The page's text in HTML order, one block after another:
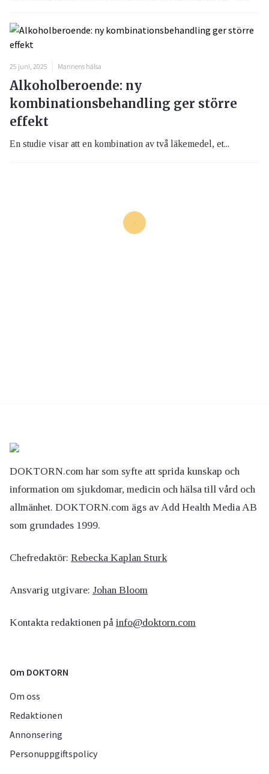
25 juni, 2025 Mannens hälsa
Alkoholberoende: ny
kombinationsbehandling ger större
effekt
En studie visar att en kombination av två läkemedel, et...
DOKTORN.com har som syfte att sprida kunskap och
information om sjukdomar, medicin och hälsa till vård och
allmänhet. DOKTORN.com ägs av Add Health Media AB
som grundades 1999.
Chefredaktör: Rebecka Kaplan Sturk
Ansvarig utgivare: Johan Bloom
Kontakta redaktionen på info@doktorn.com
Om DOKTORN
Om oss
Redaktionen
Annonsering
Personuppgiftspolicy